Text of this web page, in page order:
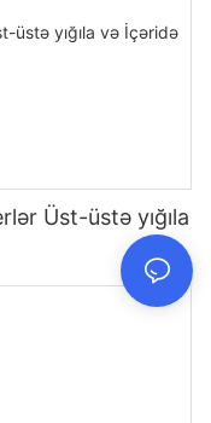
Üst-üstə yığıla